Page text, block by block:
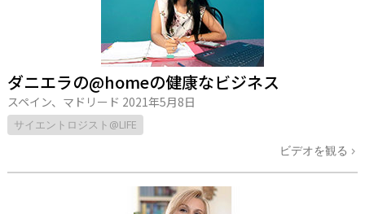
ダニエラの@homeの健康なビジネス
スペイン、マドリード 2021年5月8日
サイエントロジスト@LIFE
ビデオを観る